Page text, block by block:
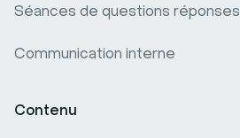
Séances de questions réponses
Communication interne
Contenu